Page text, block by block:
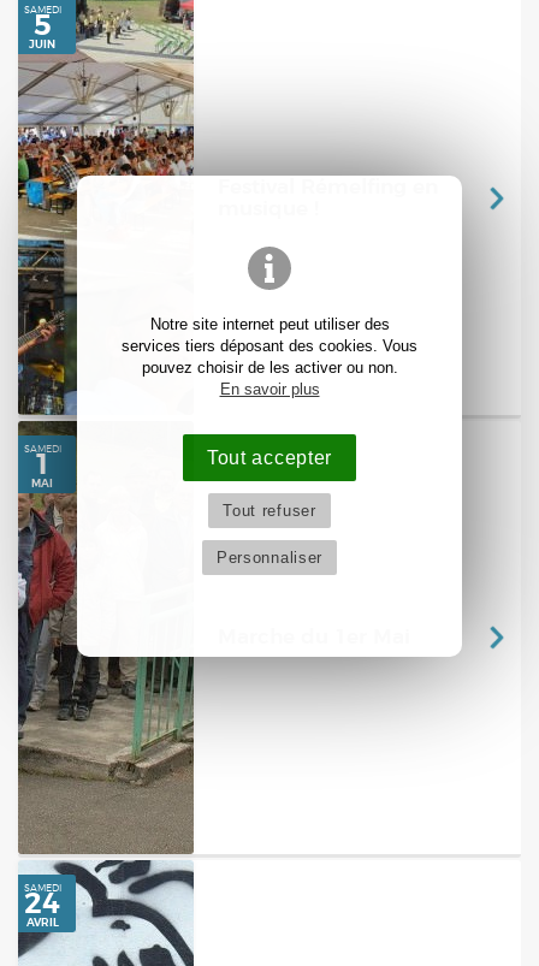
Notre site internet peut utiliser des
services tiers déposant des cookies. Vous
pouvez choisir de les activer ou non.
En savoir plus
Tout accepter
Tout refuser
Personnaliser
VENDREDI
24
SEPT.
SAMEDI
5
JUIN